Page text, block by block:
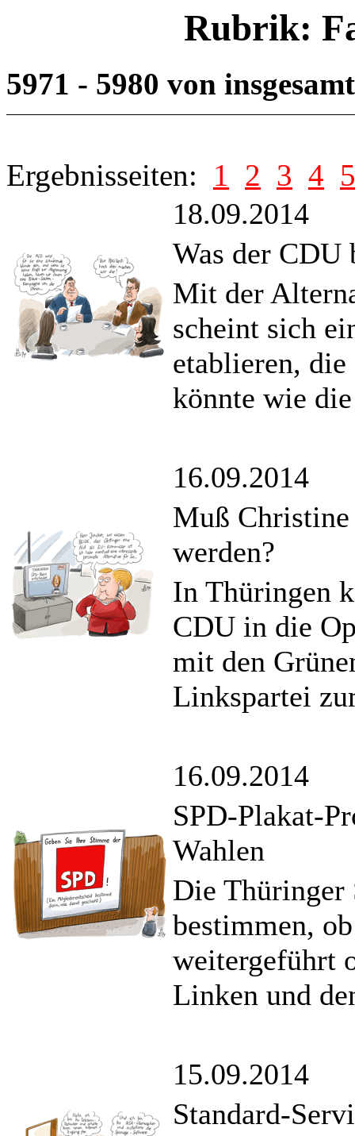
Rubrik:
5971 - 5980 von
Ergebnisseiten: 1 2 3 4 5
18.09.2014
Was der CDU
Mit der
scheint sich
etablieren,
könnte wie
16.09.2014
Muß Christine
werden?
In Thüringen
CDU in die
mit den
Linkspartei
16.09.2014
SPD-Plakat-
Wahlen
Die
bestimmen,
weitergeführt
Linken und
15.09.2014
Standard-